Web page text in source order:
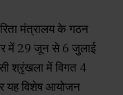
मंत्रालय के गठन
में 29 जून से 6 जुलाई
श्रृंखला में विगत 4
यह विशेष आयोजन